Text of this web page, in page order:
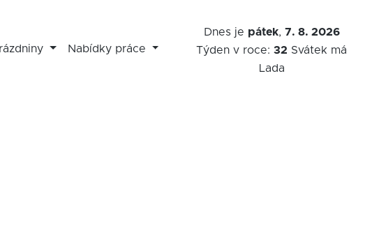
Nabídky práce
Dnes je pátek, 7. 8. 2026
Týden v roce:32 Svátek má
Lada